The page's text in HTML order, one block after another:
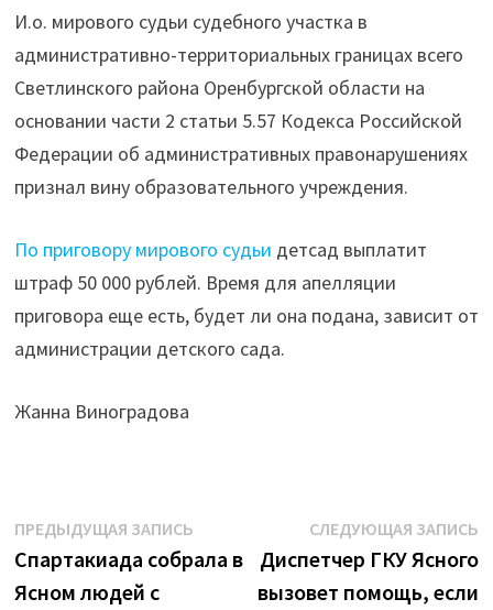
И.о. мирового судьи судебного участка в
административно-территориальных границах всего
Светлинского района Оренбургской области на
основании части 2 статьи 5.57 Кодекса Российской
Федерации об административных правонарушениях
признал вину образовательного учреждения.
По приговору мирового судьи детсад выплатит
штраф 50 000 рублей. Время для апелляции
приговора еще есть, будет ли она подана, зависит от
администрации детского сада.
Жанна Виноградова
Навигация
по
ПРЕДЫДУЩАЯ ЗАПИСЬПредыдущая
запись:
Спартакиада собрала в
Ясном людей с
СЛЕДУЮЩАЯ ЗАПИСЬ
Диспетчер ГКУ Ясного
вызовет помощь, если